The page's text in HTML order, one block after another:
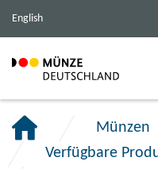
Haupt-
anspringen.
Inhalt
anspringen.
Footer
anspringen.
English
Münzen
Verfügbare